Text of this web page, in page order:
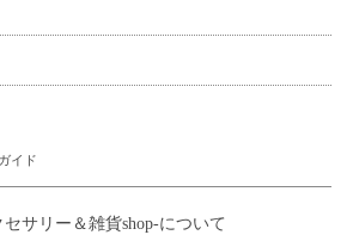
イド
サリー＆雑貨shop-について